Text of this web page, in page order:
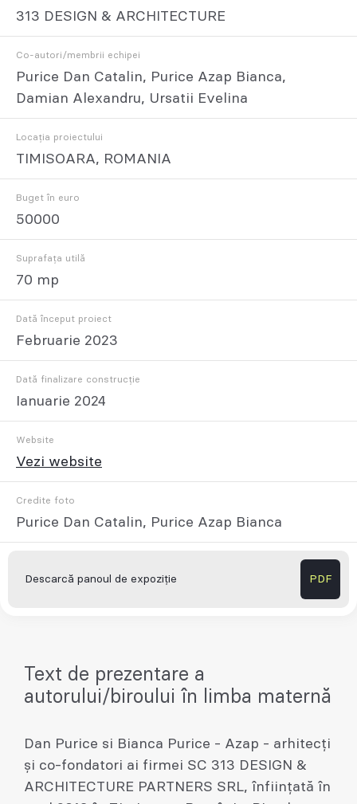
313 DESIGN & ARCHITECTURE
Co-autori/membrii echipei
Purice Dan Catalin, Purice Azap Bianca,
Damian Alexandru, Ursatii Evelina
Locația proiectului
TIMISOARA, ROMANIA
Buget în euro
50000
Suprafața utilă
70 mp
Dată început proiect
Februarie 2023
Dată finalizare construcție
Ianuarie 2024
Website
Vezi website
Credite foto
Purice Dan Catalin, Purice Azap Bianca
Descarcă panoul de expoziție PDF
Text de prezentare a
autorului/biroului în limba maternă
Dan Purice si Bianca Purice - Azap - arhitecți
și co-fondatori ai firmei SC 313 DESIGN &
ARCHITECTURE PARTNERS SRL, înființată în